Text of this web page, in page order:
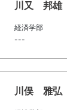
川又 邦雄
経済学部
---
川俣 雅弘